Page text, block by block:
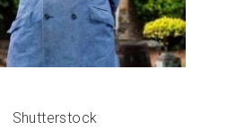
Shutterstock